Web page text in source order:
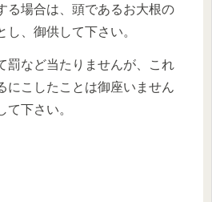
る場合は、頭であるお大根の
、御供して下さい。
罰など当たりませんが、これ
にこしたことは御座いません
て下さい。